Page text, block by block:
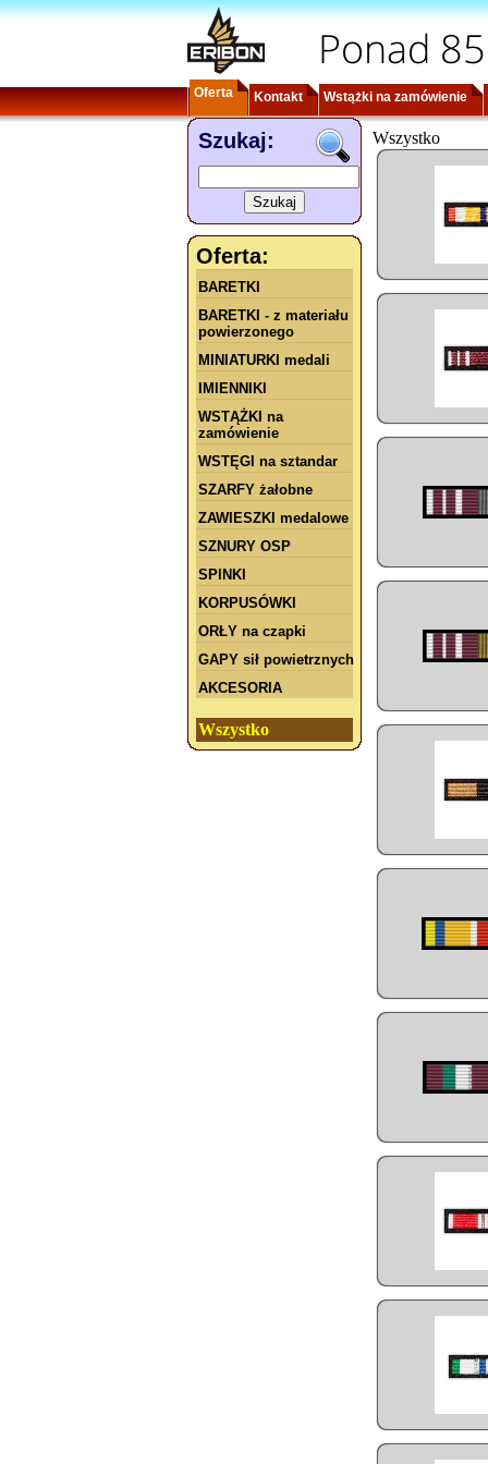
Ponad
Oferta Kontakt Wstążki na zamówienie
Szukaj:
Oferta:
BARETKI
BARETKI - z materiału
powierzonego
MINIATURKI medali
IMIENNIKI
WSTĄŻKI na
zamówienie
WSTĘGI na sztandar
SZARFY żałobne
ZAWIESZKI medalowe
SZNURY OSP
SPINKI
KORPUSÓWKI
ORŁY na czapki
GAPY sił powietrznych
AKCESORIA
Wszystko
Wszystko